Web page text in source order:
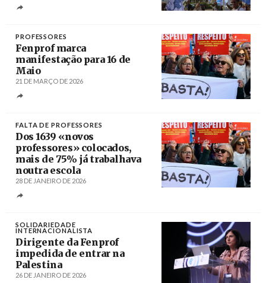
PROFESSORES
Fenprof marca
manifestação para 16 de
Maio
21 DE MARÇO DE 2026
FALTA DE PROFESSORES
Dos 1639 «novos
professores» colocados,
mais de 75% já trabalhava
noutra escola
28 DE JANEIRO DE 2026
SOLIDARIEDADE
INTERNACIONALISTA
Dirigente da Fenprof
impedida de entrar na
Palestina
26 DE JANEIRO DE 2026